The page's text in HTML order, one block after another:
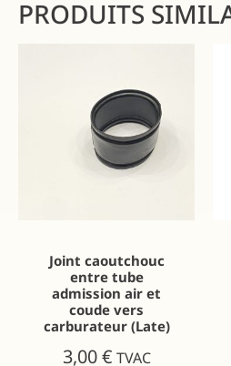
PRODUITS
Joint caoutchouc
entre tube
admission air et
coude vers
carburateur (Late)
3,00€ TVAC